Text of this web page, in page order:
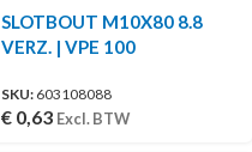
SLOTBOUT M10X80 8.8
VERZ. | VPE 100
SKU: 603108088
€ 0,63 Excl. BTW